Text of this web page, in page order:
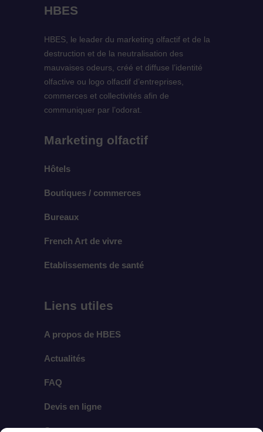
HBES
HBES, le leader du marketing olfactif et de la
destruction et de la neutralisation des
mauvaises odeurs, créé et diffuse l’identité
olfactive ou logo olfactif d’entreprises,
commerces et collectivités afin de
communiquer par l’odorat.
Marketing olfactif
Hôtels
Boutiques / commerces
Bureaux
French Art de vivre
Etablissements de santé
Liens utiles
A propos de HBES
Actualités
FAQ
Devis en ligne